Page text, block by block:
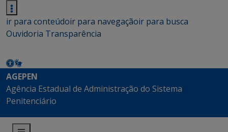
ir para conteúdoir para navegaçãoir para busca
Ouvidoria Transparência
AGEPEN
Agência Estadual de Administração do Sistema
Penitenciário